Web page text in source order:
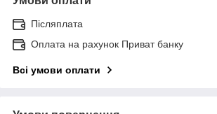
Післяплата
Оплата на рахунок Приват банку
Всі умови оплати